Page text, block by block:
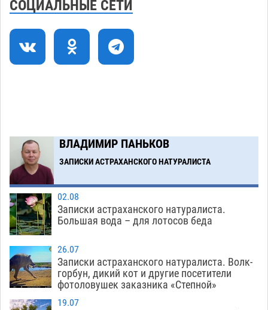
Астрахани продолжают не верить, что их
торговые точки снесут
Загрузить еще
СОЦИАЛЬНЫЕ СЕТИ
ВЛАДИМИР ПАНЬКОВ
ЗАПИСКИ АСТРАХАНСКОГО НАТУРАЛИСТА
02.08
Записки астраханского натуралиста.
Большая вода – для лотосов беда
26.07
Записки астраханского натуралиста. Волк-
горбун, дикий кот и другие посетители
фотоловушек заказника «Степной»
19.07